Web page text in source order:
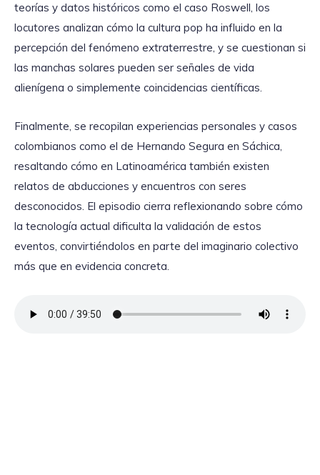
teorías y datos históricos como el caso Roswell, los
locutores analizan cómo la cultura pop ha influido en la
percepción del fenómeno extraterrestre, y se cuestionan si
las manchas solares pueden ser señales de vida
alienígena o simplemente coincidencias científicas.
Finalmente, se recopilan experiencias personales y casos
colombianos como el de Hernando Segura en Sáchica,
resaltando cómo en Latinoamérica también existen
relatos de abducciones y encuentros con seres
desconocidos. El episodio cierra reflexionando sobre cómo
la tecnología actual dificulta la validación de estos
eventos, convirtiéndolos en parte del imaginario colectivo
más que en evidencia concreta.